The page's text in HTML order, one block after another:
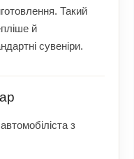
Такий
й
сувеніри.
з